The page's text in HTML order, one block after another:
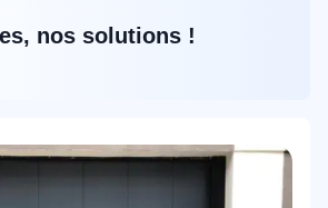
nos solutions !